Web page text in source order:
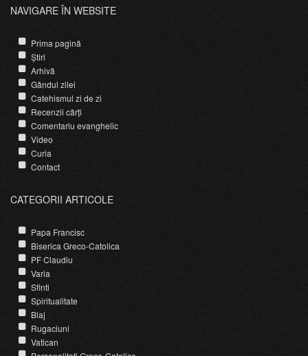
NAVIGARE ÎN WEBSITE
Prima pagină
Știri
Arhivă
Gândul zilei
Catehismul zi de zi
Recenzii cărți
Comentariu evanghelic
Video
Curia
Contact
CATEGORII ARTICOLE
Papa Francisc
Biserica Greco-Catolica
PF Claudiu
Varia
Sfinti
Spiritualitate
Blaj
Rugaciuni
Vatican